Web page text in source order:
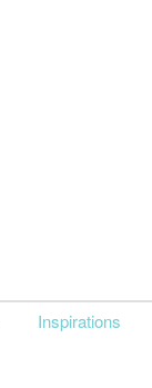
Inspirations